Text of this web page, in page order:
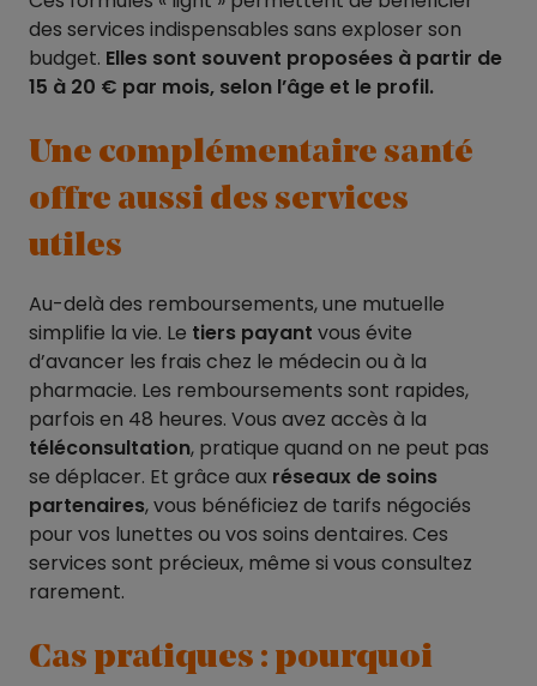
des services indispensables sans exploser son
budget. Elles sont souvent proposées à partir de
15 à 20 € par mois, selon l’âge et le profil.
Une complémentaire santé
offre aussi des services
utiles
Au-delà des remboursements, une mutuelle
simplifie la vie. Le tiers payant vous évite
d’avancer les frais chez le médecin ou à la
pharmacie. Les remboursements sont rapides,
parfois en 48 heures. Vous avez accès à la
téléconsultation, pratique quand on ne peut pas
se déplacer. Et grâce aux réseaux de soins
partenaires, vous bénéficiez de tarifs négociés
pour vos lunettes ou vos soins dentaires. Ces
services sont précieux, même si vous consultez
rarement.
Cas pratiques : pourquoi